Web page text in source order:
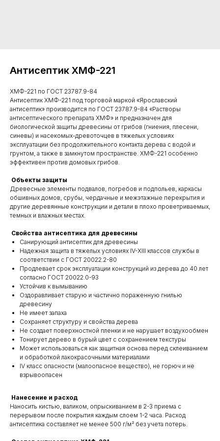
Антисептик ХМФ-221
ХМФ-221 по ГОСТ 23787.9-84
Антисептик ХМФ-221 под торговой маркой «Ярославский
антисептик» производится по ГОСТ 23787.9-84 «Растворы
антисептического препарата ХМФ» и предназначен для
биологической защиты древесины от грибов (гниения, плесени,
синевы) и насекомых-древоточцев в тяжелых условиях
эксплуатации без продолжительного контакта дерева с водой и
грунтом, а также в замкнутом пространстве. ХМФ-221 особенно
эффективен против домовых грибов.
Объекты защиты
Древесные элементы подвалов, погребов и подпольев, каркасы
обшивных домов, срубы, чердачные и межэтажные перекрытия и
другие деревянные конструкции и детали в плохо проветриваемых,
темных и влажных местах.
Свойства антисептика для древесины
Санирующий антисептик для древесины
Надежная защита в тяжелых условиях IV-XIII классов службы в
соответствии с ГОСТ 20022.2-80
Продлевает срок эксплуатации конструкций из дерева до 40 лет
согласно ГОСТ 20022.0-93
Устойчив к вымыванию
Оздоравливает старую и частично пораженную гнилью
древесину
Не имеет запаха
Сохраняет структуру и свойства дерева
Не создает поверхностной пленки и не нарушает воздухообмен
Тонирует дерево в бурый цвет с сохранением текстуры
Может использоваться как защитная основа перед склеиванием
и обработкой лакокрасочными материалами
IV класс опасности (малоопасное вещество), не горюч и не
взрывоопасен
Нанесение и расход
Наносить кистью, валиком, опрыскиванием в 2-3 приема с
перерывом после покрытия каждым слоем 1-2 часа. Расход
антисептика составляет не менее 500 г/м² без учета потерь.